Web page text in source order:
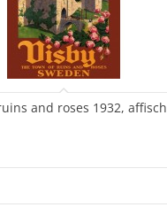
and roses 1932, affisch